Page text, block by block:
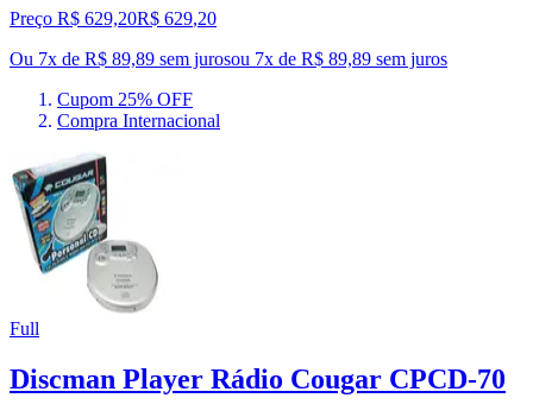
Preço R$ 629,20R$ 629,20
Ou 7x de R$ 89,89 sem jurosou 7x de R$ 89,89 sem juros
Cupom 25% OFF
Compra Internacional
Full
Discman Player Rádio Cougar CPCD-70